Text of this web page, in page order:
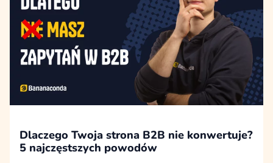
Dlaczego Twoja strona B2B nie konwertuje?
5 najczęstszych powodów